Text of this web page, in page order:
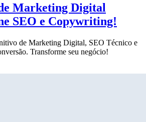
Marketing Digital
SEO e Copywriting!
de Marketing Digital, SEO Técnico e
Transforme seu negócio!